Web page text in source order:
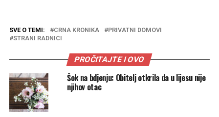
SVE O TEMI: CRNA KRONIKA
PRIVATNI DOMOVI
STRANI RADNICI
PROČITAJTE I OVO
Šok na bdjenju: Obitelj otkrila da u lijesu nije
njihov otac